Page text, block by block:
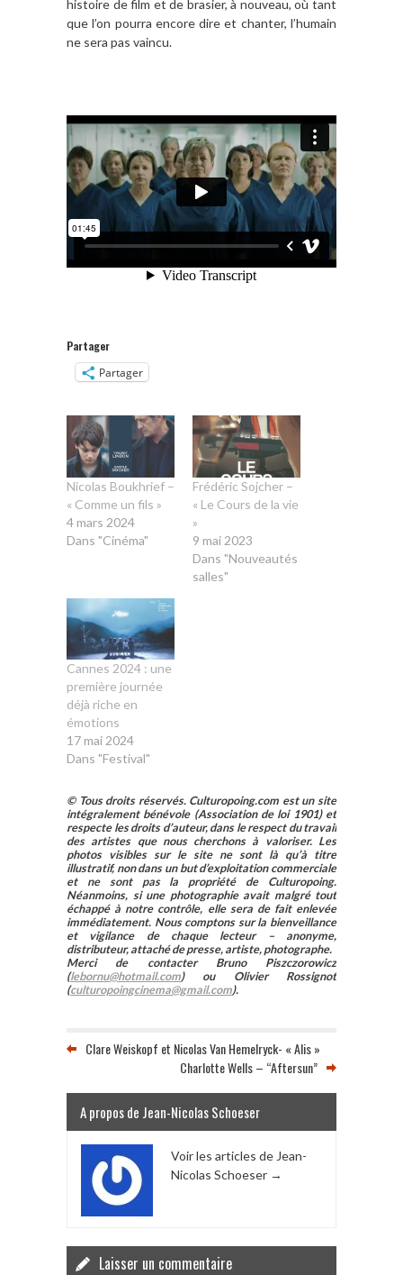
histoire de film et de brasier, à nouveau, où tant
que l’on pourra encore dire et chanter, l’humain
ne sera pas vaincu.
Partager
Partager
Nicolas Boukhrief –
« Comme un fils »
4 mars 2024
Dans "Cinéma"
Frédéric Sojcher –
« Le Cours de la vie
»
9 mai 2023
Dans "Nouveautés
salles"
Cannes 2024 : une
première journée
déjà riche en
émotions
17 mai 2024
Dans "Festival"
© Tous droits réservés. Culturopoing.com est un site
intégralement bénévole (Association de loi 1901) et
respecte les droits d’auteur, dans le respect du travail
des artistes que nous cherchons à valoriser. Les
photos visibles sur le site ne sont là qu’à titre
illustratif, non dans un but d’exploitation commerciale
et ne sont pas la propriété de Culturopoing.
Néanmoins, si une photographie avait malgré tout
échappé à notre contrôle, elle sera de fait enlevée
immédiatement. Nous comptons sur la bienveillance
et vigilance de chaque lecteur – anonyme,
distributeur, attaché de presse, artiste, photographe.
Merci de contacter Bruno Piszczorowicz
(lebornu@hotmail.com) ou Olivier Rossignot
(culturopoingcinema@gmail.com).
Clare Weiskopf et Nicolas Van Hemelryck- « Alis »
Charlotte Wells – “Aftersun”
A propos de Jean-Nicolas Schoeser
Voir les articles de Jean-
Nicolas Schoeser →
Laisser un commentaire